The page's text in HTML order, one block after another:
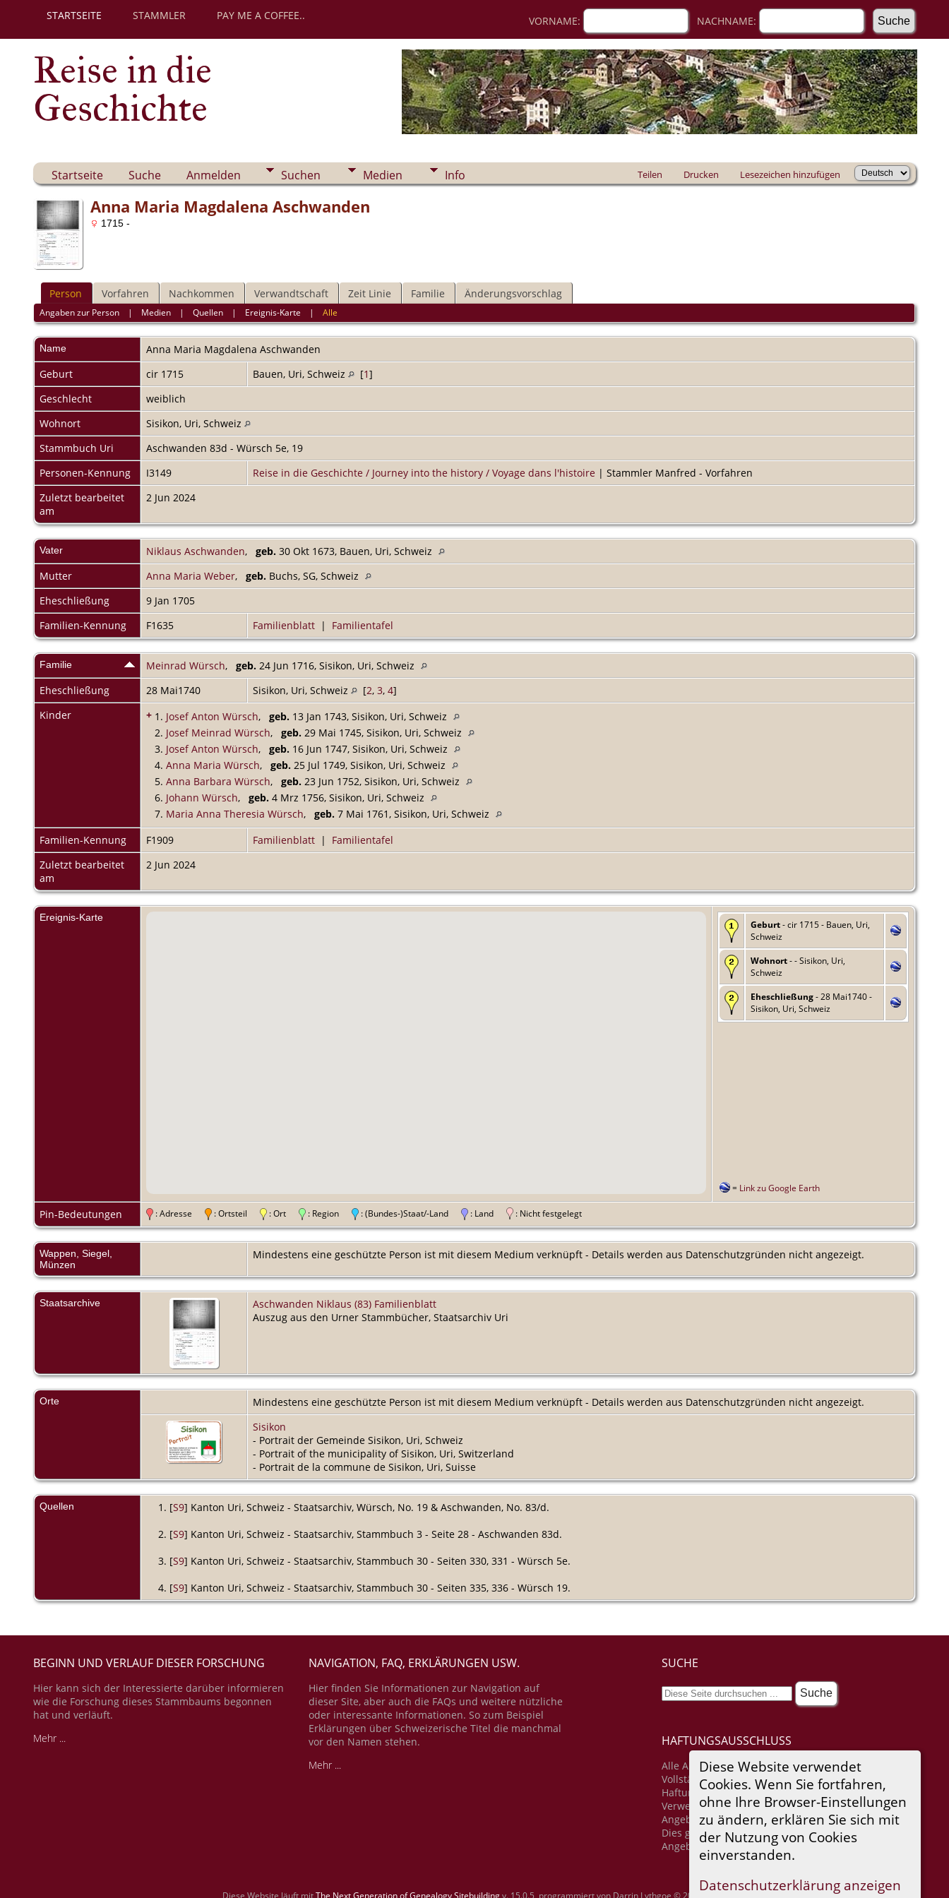
STARTSEITE STAMMLER PAY ME A COFFEE.. VORNAME: NACHNAME:
Reise in die
Geschichte
Startseite Suche Anmelden Suchen Medien Info Teilen Drucken Lesezeichen hinzufügen
Diese Website verwendet
Cookies. Wenn Sie fortfahren,
ohne Ihre Browser-Einstellungen
zu ändern, erklären Sie sich mit
der Nutzung von Cookies
einverstanden.
Datenschutzerklärung anzeigen
Anna Maria Magdalena Aschwanden
1715 -
Person Vorfahren Nachkommen Verwandtschaft Zeit Linie Familie Änderungsvorschlag
Angaben zur Person | Medien |Quellen | Ereignis-Karte |Alle
Name Anna Maria Magdalena Aschwanden
Geburt
cir 1715 Bauen, Uri, Schweiz [1]
Geschlecht
weiblich
Wohnort
Sisikon, Uri, Schweiz
Stammbuch Uri
Aschwanden 83d - Würsch 5e, 19
Personen-Kennung
I3149 Reise in die Geschichte / Journey into the history / Voyage dans l'histoire | Stammler Manfred - Vorfahren
Zuletzt bearbeitet
am
2 Jun 2024
Vater Niklaus Aschwanden, geb. 30 Okt 1673, Bauen, Uri, Schweiz
Mutter
Anna Maria Weber, geb. Buchs, SG, Schweiz
Eheschließung
9 Jan 1705
Familien-Kennung
F1635 Familienblatt | Familientafel
Familie Meinrad Würsch, geb. 24 Jun 1716, Sisikon, Uri, Schweiz
Eheschließung
28 Mai1740 Sisikon, Uri, Schweiz [2, 3, 4]
Kinder
+ 1. Josef Anton Würsch, geb. 13 Jan 1743, Sisikon, Uri, Schweiz
2. Josef Meinrad Würsch, geb. 29 Mai 1745, Sisikon, Uri, Schweiz
3. Josef Anton Würsch, geb. 16 Jun 1747, Sisikon, Uri, Schweiz
4. Anna Maria Würsch, geb. 25 Jul 1749, Sisikon, Uri, Schweiz
5. Anna Barbara Würsch, geb. 23 Jun 1752, Sisikon, Uri, Schweiz
6. Johann Würsch, geb. 4 Mrz 1756, Sisikon, Uri, Schweiz
7. Maria Anna Theresia Würsch, geb. 7 Mai 1761, Sisikon, Uri, Schweiz
Familien-Kennung
F1909 Familienblatt | Familientafel
Zuletzt bearbeitet
am
2 Jun 2024
Ereignis-Karte
Geburt- cir 1715 - Bauen, Uri,
Schweiz
Wohnort- - Sisikon, Uri,
Schweiz
Eheschließung- 28 Mai1740 -
Sisikon, Uri, Schweiz
= Link zu Google Earth
Pin-Bedeutungen : Adresse : Ortsteil : Ort : Region : (Bundes-)Staat/-Land : Land : Nicht festgelegt
Wappen, Siegel,
Münzen
Mindestens eine geschützte Person ist mit diesem Medium verknüpft - Details werden aus Datenschutzgründen nicht angezeigt.
Staatsarchive
Aschwanden Niklaus (83) Familienblatt
Auszug aus den Urner Stammbücher, Staatsarchiv Uri
Orte
Mindestens eine geschützte Person ist mit diesem Medium verknüpft - Details werden aus Datenschutzgründen nicht angezeigt.
Sisikon
- Portrait der Gemeinde Sisikon, Uri, Schweiz
- Portrait of the municipality of Sisikon, Uri, Switzerland
- Portrait de la commune de Sisikon, Uri, Suisse
Quellen [S9] Kanton Uri, Schweiz - Staatsarchiv, Würsch, No. 19 & Aschwanden, No. 83/d.
[S9] Kanton Uri, Schweiz - Staatsarchiv, Stammbuch 3 - Seite 28 - Aschwanden 83d.
[S9] Kanton Uri, Schweiz - Staatsarchiv, Stammbuch 30 - Seiten 330, 331 - Würsch 5e.
[S9] Kanton Uri, Schweiz - Staatsarchiv, Stammbuch 30 - Seiten 335, 336 - Würsch 19.
BEGINN UND VERLAUF DIESER FORSCHUNG
Hier kann sich der Interessierte darüber informieren
wie die Forschung dieses Stammbaums begonnen
hat und verläuft.
Mehr ...
NAVIGATION, FAQ, ERKLÄRUNGEN USW.
Hier finden Sie Informationen zur Navigation auf
dieser Site, aber auch die FAQs und weitere nützliche
oder interessante Informationen. So zum Beispiel
Erklärungen über Schweizerische Titel die manchmal
vor den Namen stehen.
Mehr ...
SUCHE
HAFTUNGSAUSSCHLUSS
Alle Angaben erfolgen ohne Gewähr für
Vollständigkeit oder Richtigkeit. Es wird keine
Haftung übernommen für Schäden durch die
Verwendung von Informationen aus diesem Online-
Angebot oder durch das Fehlen von Informationen.
Dies gilt auch für Inhalte Dritter, die über dieses
Angebot zugänglich sind.
Diese Website läuft mitThe Next Generation of Genealogy Sitebuildingv. 15.0.5, programmiert von Darrin Lythgoe © 2001-2026.